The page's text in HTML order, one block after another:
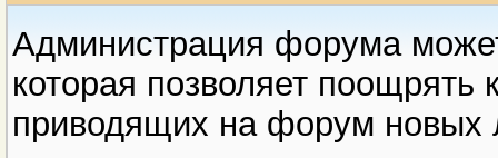
Администрация форума
которая позволяет поощрять
приводящих на форум новых